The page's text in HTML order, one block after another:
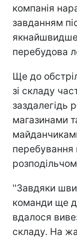
компанія
завданням
якнайшвидше
перебудова
Ще до
зі складу
заздалегідь
магазинами
перебування
''Завдяки
команди ще
вдалося
складу. На